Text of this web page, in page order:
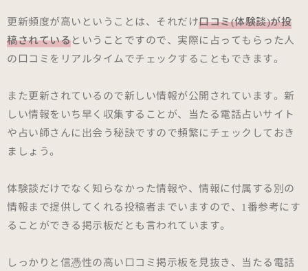
更新頻度が高いということは、それだけ口コミ(体験談)が投
稿されているということですので、実際に占ってもらった人
の口コミをリアルタイムでチェックすることもできます。
また更新されているので新しい情報が公開されています。新
しい情報をいち早く収集することが、当たる電話占いサイト
や占い師さんに出会う秘訣ですので頻繁にチェックしておき
ましょう。
体験談だけでなく知らなかった情報や、情報に付属する別の
情報まで提供してくれる投稿者までいますので、1番参考にす
ることができる掲示板だとも言われています。
しっかりと信憑性の高い口コミ掲示板を見抜き、当たる電話